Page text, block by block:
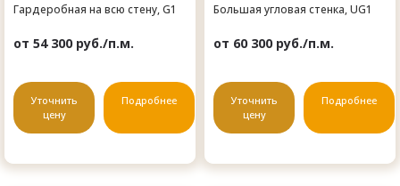
Гардеробная на всю стену, G1
от 54 300 руб./п.м.
Уточнить
цену
Подробнее
Большая угловая стенка, UG1
от 60 300 руб./п.м.
Уточнить
цену
Подробнее